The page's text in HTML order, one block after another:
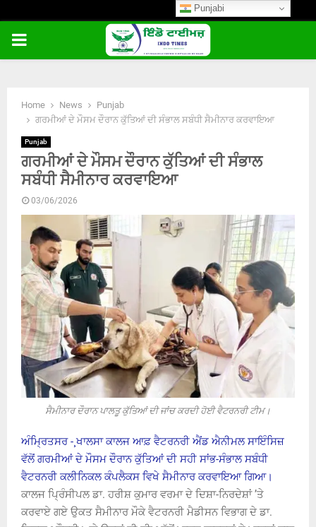
PRIMARY
Home News
Punjab
ਗਰਮੀਆਂ ਦੇ ਮੌਸਮ ਦੌਰਾਨ ਕੁੱਤਿਆਂ ਦੀ ਸੰਭਾਲ ਸਬੰਧੀ ਸੈਮੀਨਾਰ ਕਰਵਾਇਆ
Punjab
ਗਰਮੀਆਂ ਦੇ ਮੌਸਮ ਦੌਰਾਨ ਕੁੱਤਿਆਂ ਦੀ ਸੰਭਾਲ
ਸਬੰਧੀ ਸੈਮੀਨਾਰ ਕਰਵਾਇਆ
03/06/2026
ਸੈਮੀਨਾਰ ਦੌਰਾਨ ਪਾਲਤੂ ਕੁੱਤਿਆਂ ਦੀ ਜਾਂਚ ਕਰਦੀ ਹੋਈ ਵੈਟਰਨਰੀ ਟੀਮ।
ਅੰਮ੍ਰਿਤਸਰ -¸ਖਾਲਸਾ ਕਾਲਜ ਆਫ਼ ਵੈਟਰਨਰੀ ਐਂਡ ਐਨੀਮਲ ਸਾਇੰਸਿਜ਼
ਵੱਲੋਂ ਗਰਮੀਆਂ ਦੇ ਮੌਸਮ ਦੌਰਾਨ ਕੁੱਤਿਆਂ ਦੀ ਸਹੀ ਸਾਂਭ-ਸੰਭਾਲ ਸਬੰਧੀ
ਵੈਟਰਨਰੀ ਕਲੀਨਿਕਲ ਕੰਪਲੈਕਸ ਵਿਖੇ ਸੈਮੀਨਾਰ ਕਰਵਾਇਆ ਗਿਆ।
ਕਾਲਜ ਪ੍ਰਿੰਸੀਪਲ ਡਾ. ਹਰੀਸ਼ ਕੁਮਾਰ ਵਰਮਾ ਦੇ ਦਿਸ਼ਾ-ਨਿਰਦੇਸ਼ਾਂ ’ਤੇ
ਕਰਵਾਏ ਗਏ ਉਕਤ ਸੈਮੀਨਾਰ ਮੌਕੇ ਵੈਟਰਨਰੀ ਮੈਡੀਸਨ ਵਿਭਾਗ ਦੇ ਡਾ.
Punjabi